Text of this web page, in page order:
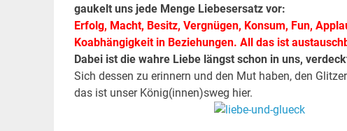
gaukelt uns jede Menge Liebesersatz vor:
Erfolg, Macht, Besitz, Vergnügen, Konsum, Fun,
Koabhängigkeit in Beziehungen. All das ist
Dabei ist die wahre Liebe längst schon in uns,
Sich dessen zu erinnern und den Mut haben, den
das ist unser König(innen)sweg hier.